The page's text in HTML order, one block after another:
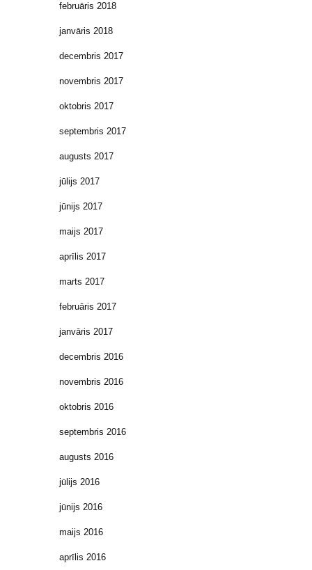
februāris 2018
janvāris 2018
decembris 2017
novembris 2017
oktobris 2017
septembris 2017
augusts 2017
jūlijs 2017
jūnijs 2017
maijs 2017
aprīlis 2017
marts 2017
februāris 2017
janvāris 2017
decembris 2016
novembris 2016
oktobris 2016
septembris 2016
augusts 2016
jūlijs 2016
jūnijs 2016
maijs 2016
aprīlis 2016